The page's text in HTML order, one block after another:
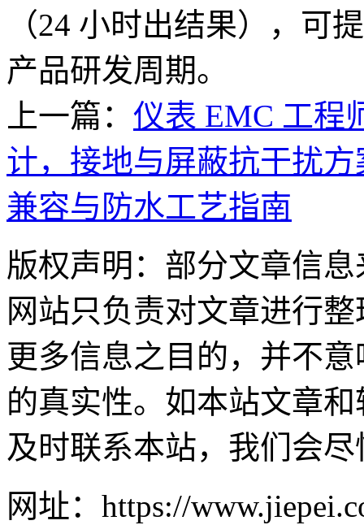
（24 小时出结果），可
产品研发周期。
上一篇： 仪表 EMC 工程
计，接地与屏蔽抗干扰方
兼容与防水工艺指南
版权声明：部分文章信
网站只负责对文章进行
更多信息之目的，并不
的真实性。如本站文章
及时联系本站，我们会
网址：https://